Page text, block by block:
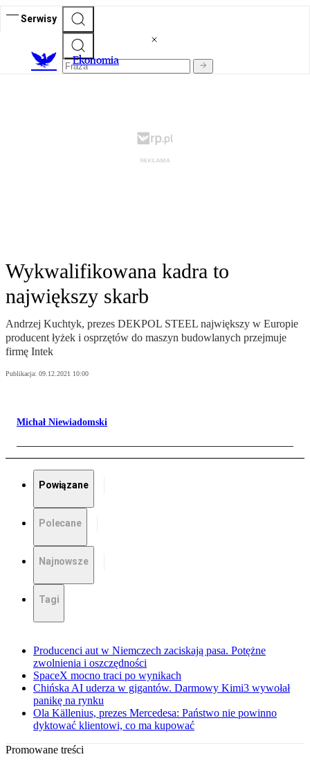
Serwisy
Ekonomia
Wykwalifikowana kadra to
największy skarb
Andrzej Kuchtyk, prezes DEKPOL STEEL największy w Europie
producent łyżek i osprzętów do maszyn budowlanych przejmuje
firmę Intek
Publikacja: 09.12.2021 10:00
Michał Niewiadomski
Powiązane
Polecane
Najnowsze
Tagi
Producenci aut w Niemczech zaciskają pasa. Potężne
zwolnienia i oszczędności
SpaceX mocno traci po wynikach
Chińska AI uderza w gigantów. Darmowy Kimi3 wywołał
panikę na rynku
Ola Källenius, prezes Mercedesa: Państwo nie powinno
dyktować klientowi, co ma kupować
Promowane treści